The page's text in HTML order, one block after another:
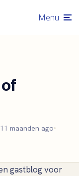
Menu
maanden ago
gastblog voor